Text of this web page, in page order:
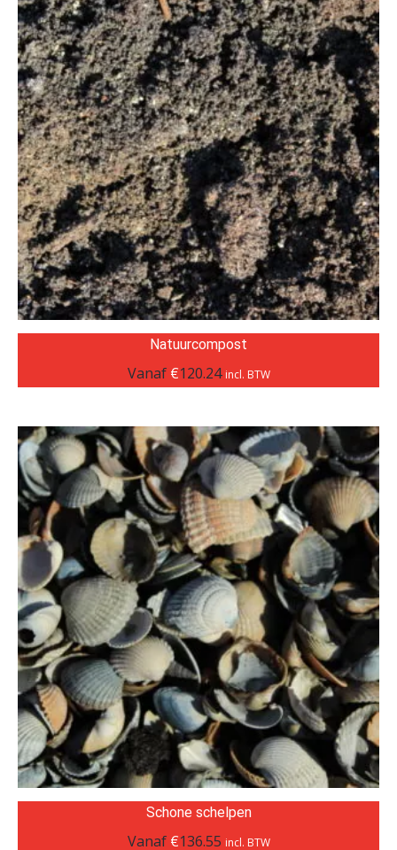
Natuurcompost
Vanaf €120.24 incl. BTW
Schone schelpen
Vanaf €136.55 incl. BTW